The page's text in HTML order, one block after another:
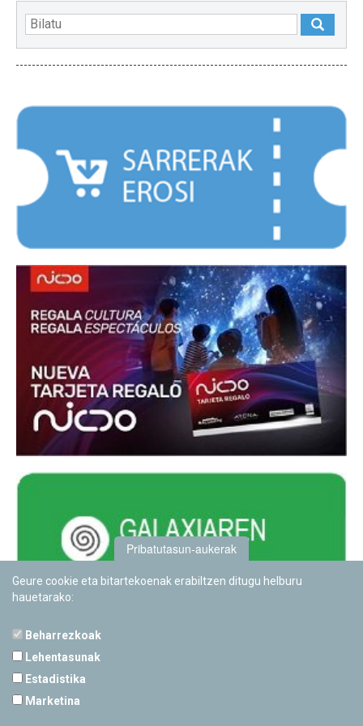
Pribatutasun-aukerak
Geure cookie eta bitartekoenak erabiltzen ditugu helburu
hauetarako:
Beharrezkoak
Lehentasunak
Estadistika
Marketina